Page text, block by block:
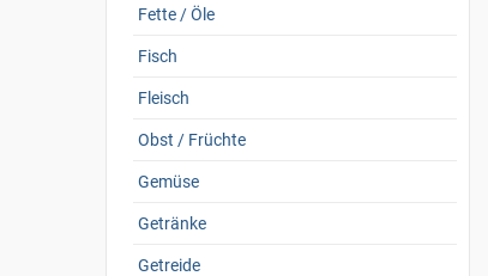
Fette / Öle
Fisch
Fleisch
Obst / Früchte
Gemüse
Getränke
Getreide